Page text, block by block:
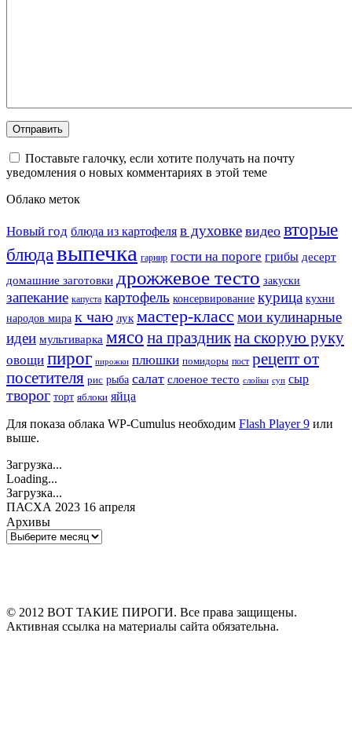
Поставьте галочку, если хотите получать на почту
уведомления о новых комментариях в этой теме
Облако меток
Новый год блюда из картофеля в духовке видео вторые
блюдавыпечка гарнир гости на пороге грибы десерт
домашние заготовки дрожжевое тесто закуски
запекание капуста картофель консервирование курица кухни
народов мира к чаю лук мастер-класс мои кулинарные
идеи мультиварка мясо на праздникна скорую руку
овощи пирог пирожки плюшки помидоры пост рецепт от
посетителя рис рыба салат слоеное тесто слойки суп сыр
творог торт яблоки яйца
Для показа облака WP-Cumulus необходим Flash Player 9 или
выше.
Загрузка...
Loading...
Загрузка...
ПАСХА 2023 16 апреля
Архивы
Архивы
© 2012 ВОТ ТАКИЕ ПИРОГИ. Все права защищены.
Активная ссылка на материалы сайта обязательна.